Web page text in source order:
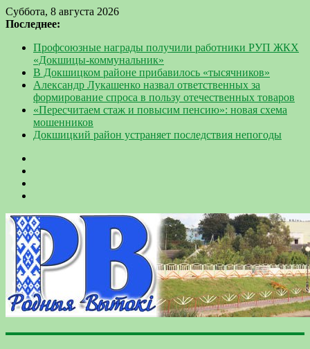
Суббота, 8 августа 2026
Последнее:
Профсоюзные награды получили работники РУП ЖКХ
«Докшицы-коммунальник»
В Докшицком районе прибавилось «тысячников»
Александр Лукашенко назвал ответственных за
формирование спроса в пользу отечественных товаров
«Пересчитаем стаж и повысим пенсию»: новая схема
мошенников
Докшицкий район устраняет последствия непогоды